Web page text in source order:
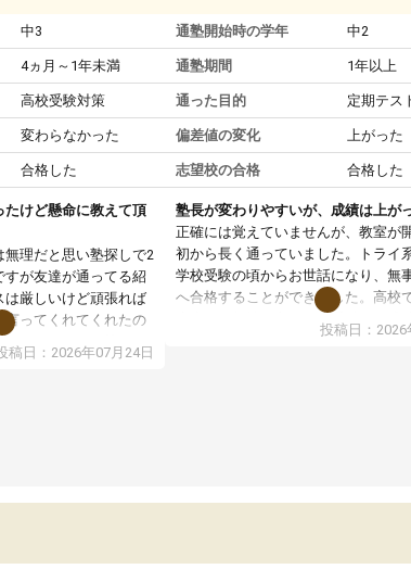
中3
4ヵ月～1年未満
高校受験対策
変わらなかった
合格した
けど懸命に教えて頂
理だと思い塾探しで2
が友達が通ってる紹
厳しいけど頑張れば
ってくれてくれたの
た。しかし、塾行っ
もおろそかになって成
稿日：2026年07月24日
通塾開始時の学年 中2
通塾期間 1年以上
通った目的 定期テス
偏差値の変化 上がった
志望校の合格 合格した
塾長が変わりやすいが、成績は上がっ
正確には覚えていませんが、教室が
初から長く通っていました。トライ
学校受験の頃からお世話になり、無
へ合格することができました。高校
先生との相性が良く、苦手科目の成
検3級合格につながりました。また
投稿日：2026